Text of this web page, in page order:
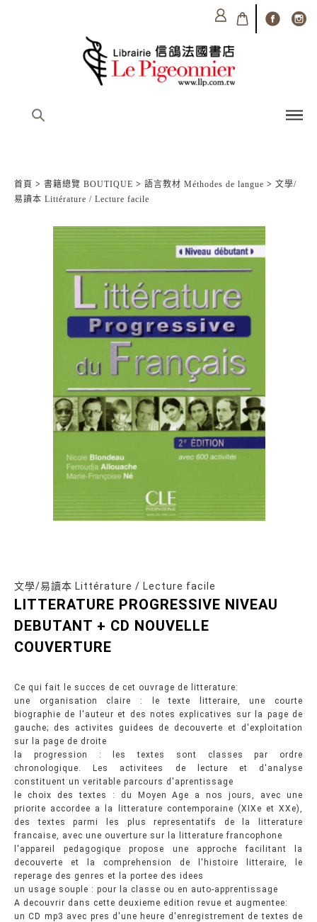
首頁 > 書籍總覽 BOUTIQUE > 語言教材 Méthodes de langue > 文學/
易讀本 Littérature / Lecture facile
文學/易讀本 Littérature / Lecture facile
LITTERATURE PROGRESSIVE NIVEAU
DEBUTANT + CD NOUVELLE
COUVERTURE
Ce qui fait le succes de cet ouvrage de litterature:
une organisation claire : le texte litteraire, une courte
biographie de l'auteur et des notes explicatives sur la page de
gauche; des activites guidees de decouverte et d'exploitation
sur la page de droite
la progression : les textes sont classes par ordre
chronologique. Les activitees de lecture et d'analyse
constituent un veritable parcours d'aprentissage
le choix des textes : du Moyen Age a nos jours, avec une
priorite accordee a la litterature contemporaine (XIXe et XXe),
des textes parmi les plus representatifs de la litterature
francaise, avec une ouverture sur la litterature francophone
l'appareil pedagogique propose une approche facilitant la
decouverte et la comprehension de l'histoire litteraire, le
reperage des genres et la portee des idees
un usage souple : pour la classe ou en auto-apprentissage
A decouvrir dans cette deuxieme edition revue et augmentee:
un CD mp3 avec pres d'une heure d'enregistrement de textes de